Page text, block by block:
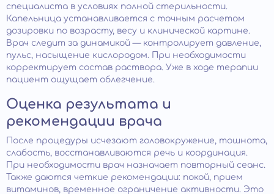
специалиста в условиях полной стерильности.
Капельница устанавливается с точным расчетом
дозировки по возрасту, весу и клинической картине.
Врач следит за динамикой — контролирует давление,
пульс, насыщение кислородом. При необходимости
корректирует состав раствора. Уже в ходе терапии
пациент ощущает облегчение.
Оценка результата и
рекомендации врача
После процедуры исчезают головокружение, тошнота,
слабость, восстанавливаются речь и координация.
При необходимости врач назначает повторный сеанс.
Также даются четкие рекомендации: покой, прием
витаминов, временное ограничение активности. Это